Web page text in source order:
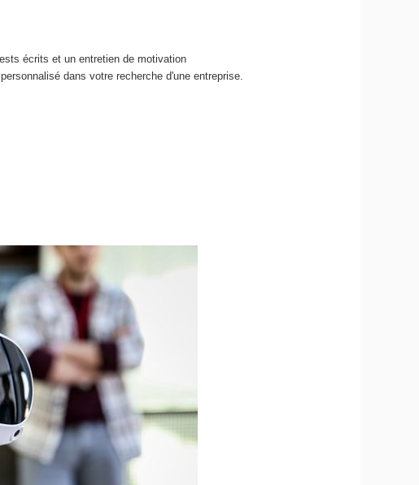
écrits et un entretien de motivation
dans votre recherche d'une entreprise.